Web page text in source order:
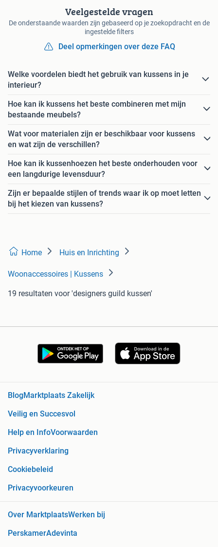
Veelgestelde vragen
De onderstaande waarden zijn gebaseerd op je zoekopdracht en de
ingestelde filters
Deel opmerkingen over deze FAQ
Welke voordelen biedt het gebruik van kussens in je
interieur?
Hoe kan ik kussens het beste combineren met mijn
bestaande meubels?
Wat voor materialen zijn er beschikbaar voor kussens
en wat zijn de verschillen?
Hoe kan ik kussenhoezen het beste onderhouden voor
een langdurige levensduur?
Zijn er bepaalde stijlen of trends waar ik op moet letten
bij het kiezen van kussens?
Home Huis en Inrichting
Woonaccessoires | Kussens
19 resultaten voor 'designers guild kussen'
BlogMarktplaats Zakelijk
Veilig en Succesvol
Help en InfoVoorwaarden
Privacyverklaring
Cookiebeleid
Privacyvoorkeuren
Over MarktplaatsWerken bij
PerskamerAdevinta